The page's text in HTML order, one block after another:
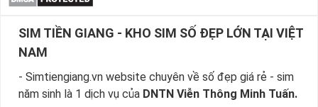
SIM TIỀN GIANG - KHO SIM SỐ ĐẸP LỚN TẠI VIỆT
NAM
- Simtiengiang.vn website chuyên về số đẹp giá rẻ - sim
năm sinh là 1 dịch vụ của DNTN Viễn Thông Minh Tuấn.